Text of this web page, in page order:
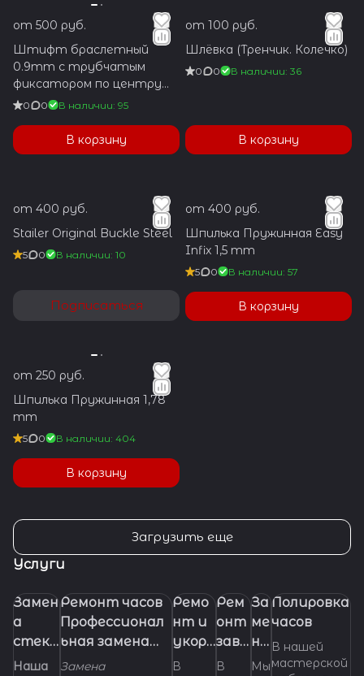
от 500 руб.
Штифт браслетный
0.9mm с трубчатым
фиксатором по центру
1.2x5.9mm
0 0 В наличии: 95
В корзину
от 100 руб.
Шлёвка (Тренчик. Колечко)
0 0 В наличии: 36
В корзину
от 400 руб.
Stailer Original Buckle Steel
5 0 В наличии: 10
Подписаться
от 400 руб.
Шпилька Пружинная Easy
Infix 1,5 mm
5 0 В наличии: 57
В корзину
от 250 руб.
Шпилька Пружинная 1,78
mm
5 0 В наличии: 404
В корзину
Загрузить еще
Услуги
Замен
а
стекл
а в
Наша
Ремонт часов
Профессионал
ьная замена
батарейки
Замена
Ремо
нт и
укора
чиван
В
Рем
онт
заво
дно
В
За
ме
на
бр
Мы
Полировка
часов
В нашей
мастерской